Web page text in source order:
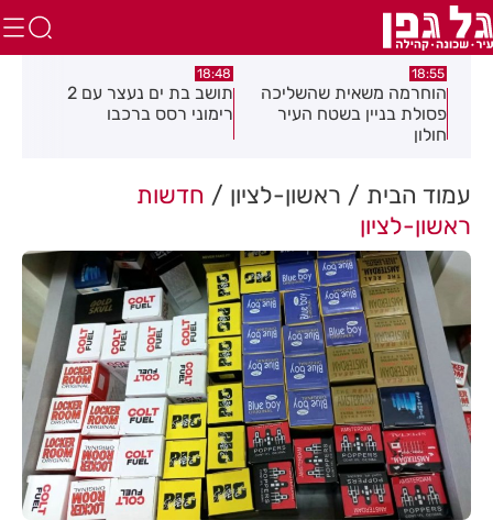
18:55
הוחרמה משאית שהשליכה
פסולת בניין בשטח העיר
חולון
18:48
תושב בת ים נעצר עם 2
רימוני רסס ברכבו
עמוד הבית ראשון-לציון
חדשות
ראשון-לציון